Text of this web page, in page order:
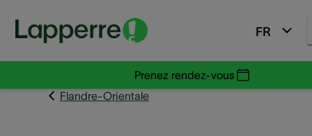
FR
Prenez rendez-vous
Flandre-Orientale